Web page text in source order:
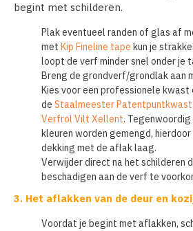
begint met schilderen.
Plak eventueel randen of glas af
met Kip Fineline tape kun je
loopt de verf minder snel onder je
Breng de grondverf/grondlak aan
Kies voor een professionele kwast
de Staalmeester Patentpuntkwast
Verfrol Vilt Xellent.
kleuren worden gemengd,
dekking met de aflak laag.
Verwijder direct na het schilderen
beschadigen aan de verf te
3. Het aflakken van de deur en
Voordat je begint met aflakken,